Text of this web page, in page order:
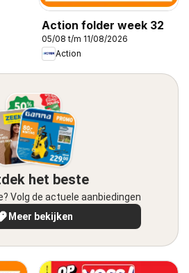
Action folder week 32
05/08 t/m 11/08/2026
Action
het beste
Volg de actuele aanbiedingen
Meer bekijken